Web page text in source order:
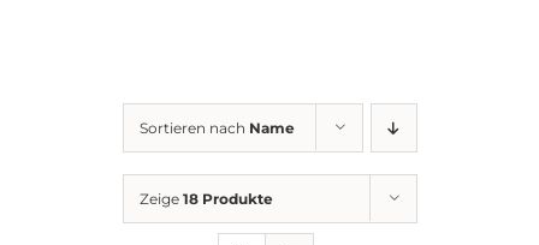
Sortieren nach Name
Zeige 18 Produkte